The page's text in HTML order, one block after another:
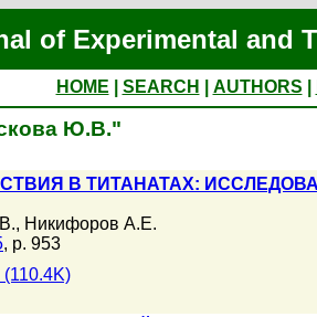
of Experimental and
HOME SEARCH AUTHORS
Ю.В."
В ТИТАНАТАХ:
, Никифоров А.Е.
, p. 953
(110.4K)